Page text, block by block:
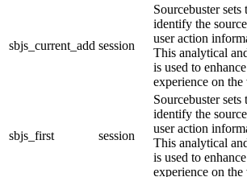
sbjs_current_add session
Sourcebuster
identify the
user action
This analytical
is used to
experience on the
sbjs_first session
Sourcebuster
identify the
user action
This analytical
is used to
experience on the